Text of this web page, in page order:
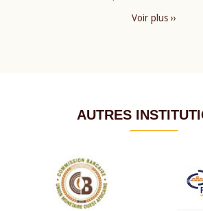
Voir plus ››
AUTRES